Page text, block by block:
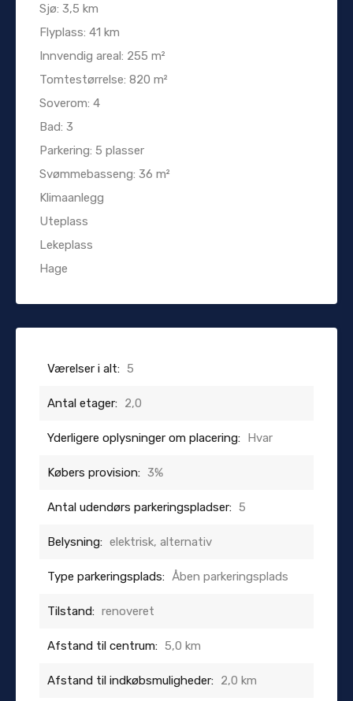
Sjø: 3,5 km
Flyplass: 41 km
Innvendig areal: 255 m²
Tomtestørrelse: 820 m²
Soverom: 4
Bad: 3
Parkering: 5 plasser
Svømmebasseng: 36 m²
Klimaanlegg
Uteplass
Lekeplass
Hage
Værelser i alt: 5
Antal etager: 2,0
Yderligere oplysninger om placering: Hvar
Købers provision: 3%
Antal udendørs parkeringspladser: 5
Belysning: elektrisk, alternativ
Type parkeringsplads: Åben parkeringsplads
Tilstand: renoveret
Afstand til centrum: 5,0 km
Afstand til indkøbsmuligheder: 2,0 km